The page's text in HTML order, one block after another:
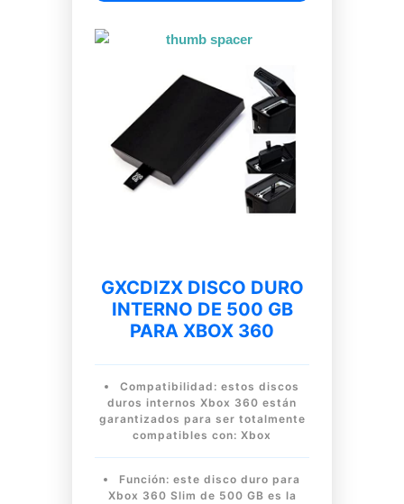
GXCDIZX DISCO DURO
INTERNO DE 500 GB
PARA XBOX 360
Compatibilidad: estos discos
duros internos Xbox 360 están
garantizados para ser totalmente
compatibles con: Xbox
Función: este disco duro para
Xbox 360 Slim de 500 GB es la